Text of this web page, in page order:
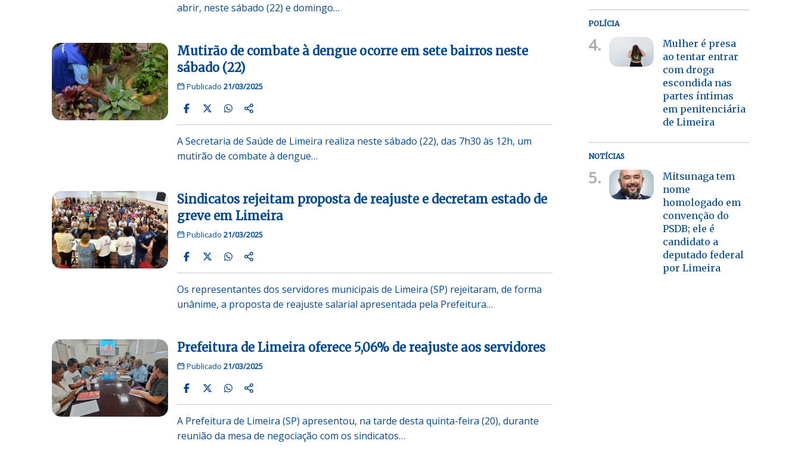
abrir, neste sábado (22) e domingo…
Mutirão de combate à dengue ocorre em sete bairros neste
sábado (22)
Publicado 21/03/2025
A Secretaria de Saúde de Limeira realiza neste sábado (22), das 7h30 às 12h, um
mutirão de combate à dengue…
Sindicatos rejeitam proposta de reajuste e decretam estado de
greve em Limeira
Publicado 21/03/2025
Os representantes dos servidores municipais de Limeira (SP) rejeitaram, de forma
unânime, a proposta de reajuste salarial apresentada pela Prefeitura…
Prefeitura de Limeira oferece 5,06% de reajuste aos servidores
Publicado 21/03/2025
A Prefeitura de Limeira (SP) apresentou, na tarde desta quinta-feira (20), durante
reunião da mesa de negociação com os sindicatos…
POLÍCIA
4.
Mulher é presa
ao tentar entrar
com droga
escondida nas
partes íntimas
em penitenciária
de Limeira
NOTÍCIAS
5.
Mitsunaga tem
nome
homologado em
convenção do
PSDB; ele é
candidato a
deputado federal
por Limeira